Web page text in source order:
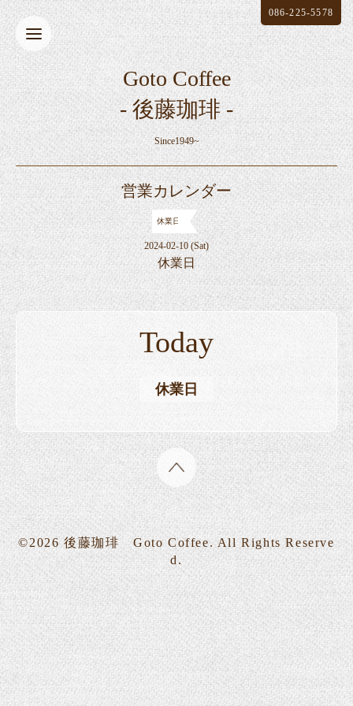
Goto Coffee
- 後藤珈琲 -
Since1949~
086-225-5578
営業カレンダー
休業日
2024-02-10 (Sat)
休業日
Today
休業日
©2026 後藤珈琲 Goto Coffee. All Rights Reserve
d.